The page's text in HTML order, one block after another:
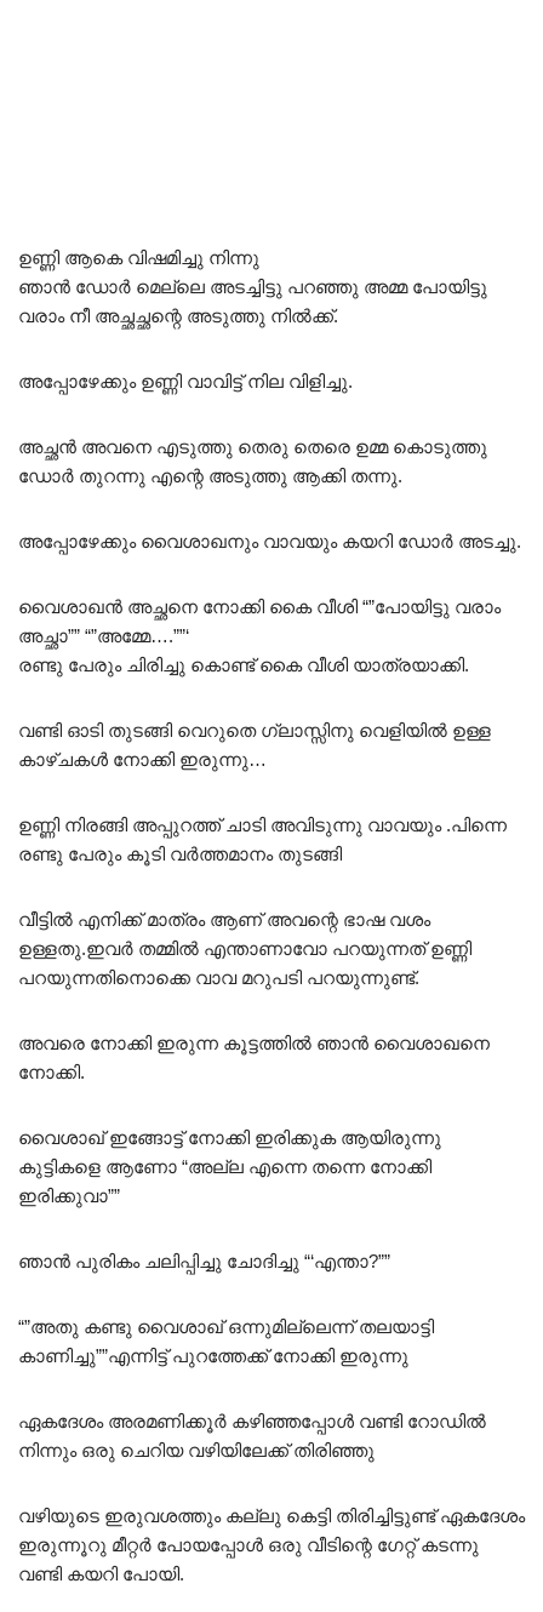
ഉണ്ണി ആകെ വിഷമിച്ചു നിന്നു
ഞാൻ ഡോർ മെല്ലെ അടച്ചിട്ടു പറഞ്ഞു അമ്മ പോയിട്ടു
വരാം നീ അച്ഛച്ഛന്റെ അടുത്തു നിൽക്ക്.
അപ്പോഴേക്കും ഉണ്ണി വാവിട്ട് നില വിളിച്ചു.
അച്ഛൻ അവനെ എടുത്തു തെരു തെരെ ഉമ്മ കൊടുത്തു
ഡോർ തുറന്നു എന്റെ അടുത്തു ആക്കി തന്നു.
അപ്പോഴേക്കും വൈശാഖനും വാവയും കയറി ഡോർ അടച്ചു.
വൈശാഖൻ അച്ഛനെ നോക്കി കൈ വീശി “”പോയിട്ടു വരാം
അച്ഛാ”” “”അമ്മേ….””‘
രണ്ടു പേരും ചിരിച്ചു കൊണ്ട് കൈ വീശി യാത്രയാക്കി.
വണ്ടി ഓടി തുടങ്ങി വെറുതെ ഗ്ലാസ്സിനു വെളിയിൽ ഉള്ള
കാഴ്ചകൾ നോക്കി ഇരുന്നു…
ഉണ്ണി നിരങ്ങി അപ്പുറത്ത് ചാടി അവിടുന്നു വാവയും .പിന്നെ
രണ്ടു പേരും കൂടി വർത്തമാനം തുടങ്ങി
വീട്ടിൽ എനിക്ക് മാത്രം ആണ് അവന്റെ ഭാഷ വശം
ഉള്ളതു.ഇവർ തമ്മിൽ എന്താണാവോ പറയുന്നത് ഉണ്ണി
പറയുന്നതിനൊക്കെ വാവ മറുപടി പറയുന്നുണ്ട്.
അവരെ നോക്കി ഇരുന്ന കൂട്ടത്തിൽ ഞാൻ വൈശാഖനെ
നോക്കി.
വൈശാഖ് ഇങ്ങോട്ട് നോക്കി ഇരിക്കുക ആയിരുന്നു
കുട്ടികളെ ആണോ “അല്ല എന്നെ തന്നെ നോക്കി
ഇരിക്കുവാ””
ഞാൻ പുരികം ചലിപ്പിച്ചു ചോദിച്ചു “‘എന്താ?””
“”അതു കണ്ടു വൈശാഖ് ഒന്നുമില്ലെന്ന്‌ തലയാട്ടി
കാണിച്ചു””എന്നിട്ട് പുറത്തേക്ക് നോക്കി ഇരുന്നു
ഏകദേശം അരമണിക്കൂർ കഴിഞ്ഞപ്പോൾ വണ്ടി റോഡിൽ
നിന്നും ഒരു ചെറിയ വഴിയിലേക്ക് തിരിഞ്ഞു
വഴിയുടെ ഇരുവശത്തും കല്ലു കെട്ടി തിരിച്ചിട്ടുണ്ട് ഏകദേശം
ഇരുന്നൂറു മീറ്റർ പോയപ്പോൾ ഒരു വീടിന്റെ ഗേറ്റ് കടന്നു
വണ്ടി കയറി പോയി.